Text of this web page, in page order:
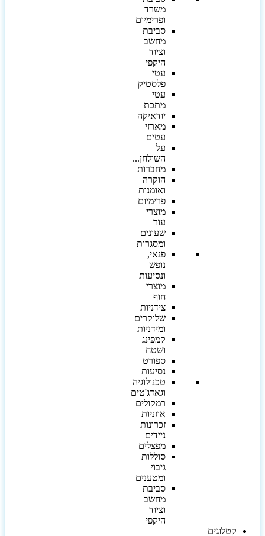
משרד
ופרימיום
סביבת
מחשב
וציוד
היקפי
עטי
פלסטיק
עטי
מתכת
יודאיקה
מארזי
עטים
על
השולחן...
מחברות
הוקרה
ואומנות
פרימיום
מוצרי
עור
שעונים
ומסגרות
פנאי,
נופש
ונסיעות
מוצרי
חוף
צידניות
שלוקרים
ומידניות
קמפינג
ושטח
ספורט
נסיעות
טכנולוגיה
וגאדג'טים
רמקולים
אוזניות
זכרונות
ניידים
מפצלים
סוללות
גיבוי
ומטענים
סביבת
מחשב
וציוד
היקפי
קטלוגים